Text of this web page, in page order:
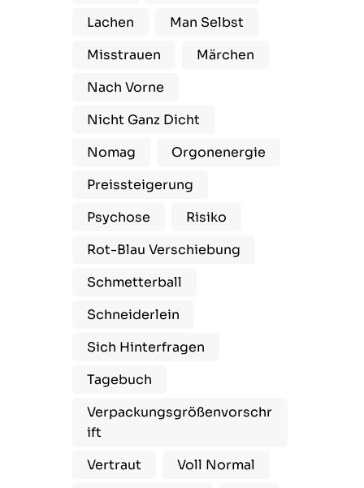
Lachen
Man Selbst
Misstrauen
Märchen
Nach Vorne
Nicht Ganz Dicht
Nomag
Orgonenergie
Preissteigerung
Psychose
Risiko
Rot-Blau Verschiebung
Schmetterball
Schneiderlein
Sich Hinterfragen
Tagebuch
Verpackungsgrößenvorschr
Ift
Vertraut
Voll Normal